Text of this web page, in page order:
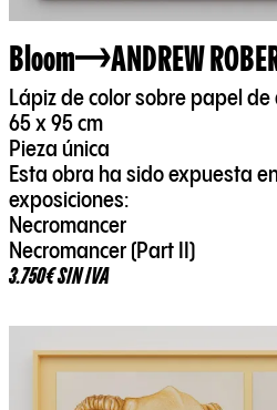
Bloom ANDREW
Lápiz de color sobre papel
65 x 95 cm
Pieza única
Esta obra ha sido expuesta
exposiciones:
Necromancer
Necromancer (Part II)
3.750€ SIN IVA